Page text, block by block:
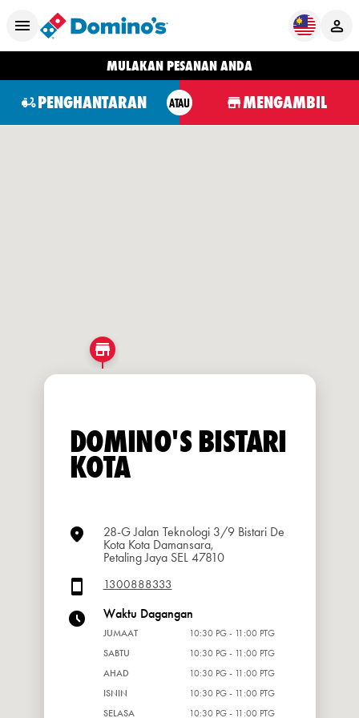
MULAKAN PESANAN ANDA
PENGHANTARAN ATAU MENGAMBIL
DOMINO'S BISTARI
KOTA
28-G Jalan Teknologi 3/9 Bistari De
Kota Kota Damansara,
Petaling Jaya SEL 47810
1300888333
Waktu Dagangan
JUMAAT
10:30 PG - 11:00 PTG
SABTU
10:30 PG - 11:00 PTG
AHAD
10:30 PG - 11:00 PTG
ISNIN
10:30 PG - 11:00 PTG
SELASA
10:30 PG - 11:00 PTG